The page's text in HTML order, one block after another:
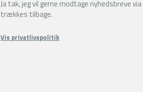
Ja tak, jeg vil gerne modtage nyhedsbreve
trækkes tilbage.
Vis privatlivspolitik